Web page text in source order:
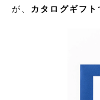
が、 カタログギフト